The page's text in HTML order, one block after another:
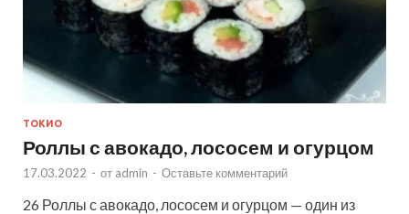
ТОКИО
Роллы с авокадо, лососем и огурцом
17.03.2022 - от admin - Оставьте комментарий
26 Роллы с авокадо, лососем и огурцом — один из